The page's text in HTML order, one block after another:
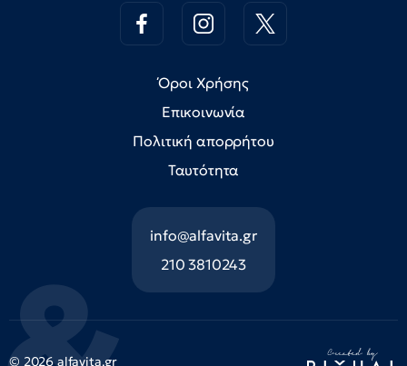
Όροι Χρήσης
Επικοινωνία
Πολιτική απορρήτου
Ταυτότητα
info@alfavita.gr
210 3810243
© 2026 alfavita.gr